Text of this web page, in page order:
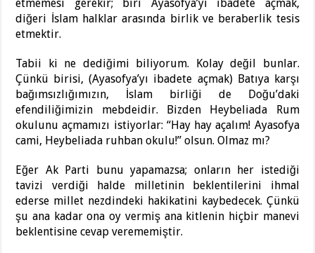
etmemesi gerekir; biri Ayasofya’yı ibadete açmak,
diğeri İslam halklar arasında birlik ve beraberlik tesis
etmektir.
Tabii ki ne dediğimi biliyorum. Kolay değil bunlar.
Çünkü birisi, (Ayasofya’yı ibadete açmak) Batıya karşı
bağımsızlığımızın, İslam birliği de Doğu’daki
efendiliğimizin mebdeidir. Bizden Heybeliada Rum
okulunu açmamızı istiyorlar: “Hay hay açalım! Ayasofya
cami, Heybeliada ruhban okulu!” olsun. Olmaz mı?
Eğer Ak Parti bunu yapamazsa; onların her istediği
tavizi verdiği halde milletinin beklentilerini ihmal
ederse millet nezdindeki hakikatini kaybedecek. Çünkü
şu ana kadar ona oy vermiş ana kitlenin hiçbir manevi
beklentisine cevap verememiştir.